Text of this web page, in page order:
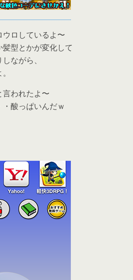
ロしているよ〜
型とかが変化して
ながら、
われたよ〜
酸っぱいんだｗ